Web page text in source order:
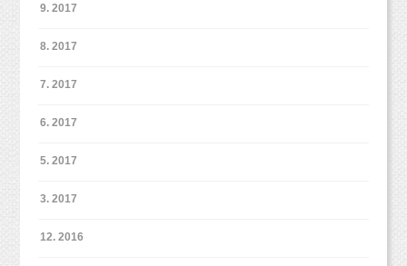
9. 2017
8. 2017
7. 2017
6. 2017
5. 2017
3. 2017
12. 2016